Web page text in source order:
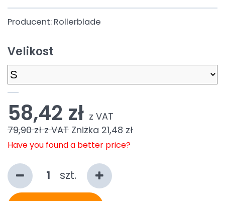
Producent: Rollerblade
Velikost
58,42 zł z VAT
79,90 zł z VAT Zniżka 21,48 zł
Have you found a better price?
szt.